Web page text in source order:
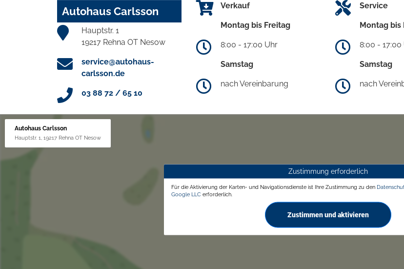
Autohaus Carlsson
Hauptstr. 1
19217 Rehna OT Nesow
service@autohaus-
carlsson.de
03 88 72 / 65 10
Verkauf
Montag bis Freitag
8:00 - 17:00 Uhr
Samstag
nach Vereinbarung
Service
Montag bis
8:00 - 17:00
Samstag
nach
Autohaus Carlsson
Hauptstr. 1, 19217 Rehna OT Nesow
Zustimmung erforderlich
Für die Aktivierung der Karten- und Navigationsdienste ist Ihre Zustimmung zu den
Google LLC erforderlich.
Zustimmen und aktivieren